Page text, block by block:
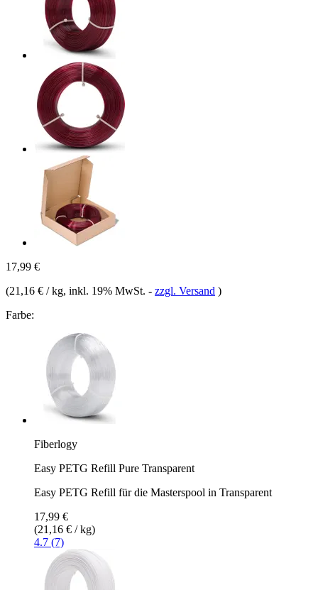
17,99 €
(21,16 € / kg, inkl. 19% MwSt. - zzgl. Versand )
Farbe:
Fiberlogy
Easy PETG Refill Pure Transparent
Easy PETG Refill für die Masterspool in Transparent
17,99 €
(21,16 € / kg)
4.7 (7)